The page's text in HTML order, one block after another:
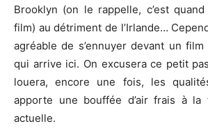
Brooklyn (on le rappelle, c’est
film) au détriment de l’Irlande…
agréable de s’ennuyer devant un film
qui arrive ici. On excusera ce petit
louera, encore une fois, les
apporte une bouffée d’air frais à la
actuelle.